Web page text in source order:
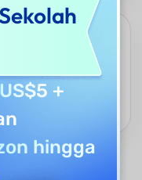
diedit
serta frasa yang
lebih sedikit
+
hingga